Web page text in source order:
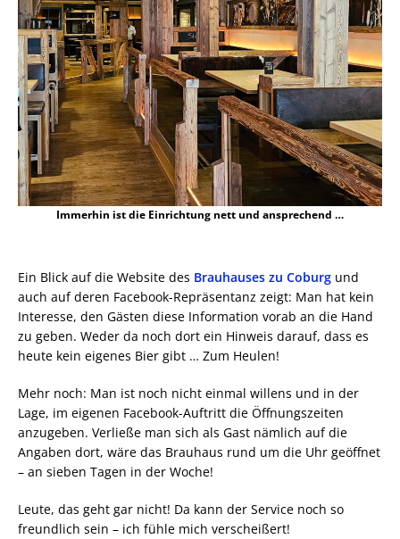
Immerhin ist die Einrichtung nett und ansprechend …
Ein Blick auf die Website des Brauhauses zu Coburg und
auch auf deren Facebook-Repräsentanz zeigt: Man hat kein
Interesse, den Gästen diese Information vorab an die Hand
zu geben. Weder da noch dort ein Hinweis darauf, dass es
heute kein eigenes Bier gibt … Zum Heulen!
Mehr noch: Man ist noch nicht einmal willens und in der
Lage, im eigenen Facebook-Auftritt die Öffnungszeiten
anzugeben. Verließe man sich als Gast nämlich auf die
Angaben dort, wäre das Brauhaus rund um die Uhr geöffnet
– an sieben Tagen in der Woche!
Leute, das geht gar nicht! Da kann der Service noch so
freundlich sein – ich fühle mich verscheißert!